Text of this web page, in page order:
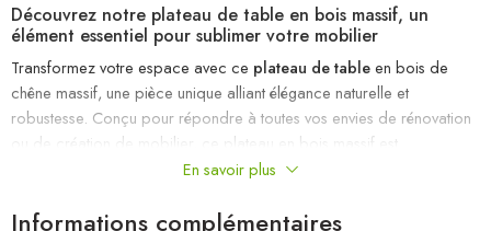
Découvrez notre plateau de table en bois massif, un
élément essentiel pour sublimer votre mobilier
Transformez votre espace avec ce plateau de tableen bois de
chêne massif, une pièce unique alliant élégance naturelle et
robustesse. Conçu pour répondre à toutes vos envies de rénovation
ou de création de mobilier, ce plateau en bois massif est
l’accessoire incontournable pour apporter chaleur, authenticité et
En savoir plus
Informations complémentaires